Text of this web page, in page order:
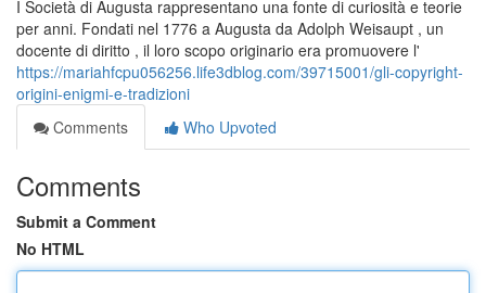
I Società di Augusta rappresentano una fonte di curiosità e teorie
per anni. Fondati nel 1776 a Augusta da Adolph Weisaupt , un
docente di diritto , il loro scopo originario era promuovere l'
https://mariahfcpu056256.life3dblog.com/39715001/gli-copyright-
origini-enigmi-e-tradizioni
Comments
Who Upvoted
Comments
Submit a Comment
No HTML